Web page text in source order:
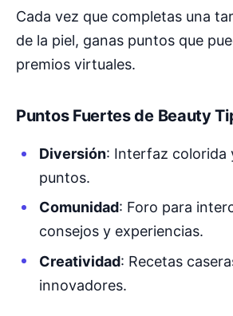
Cada vez que completas una
de la piel, ganas puntos que
premios virtuales.
Puntos Fuertes de Beauty
Diversión: Interfaz colorida
puntos.
Comunidad: Foro para
consejos y experiencias.
Creatividad: Recetas
innovadores.